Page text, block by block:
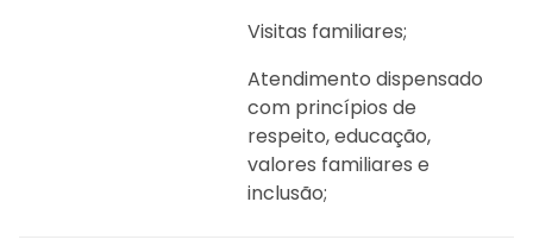
Visitas familiares;
Atendimento dispensado
com princípios de
respeito, educação,
valores familiares e
inclusão;